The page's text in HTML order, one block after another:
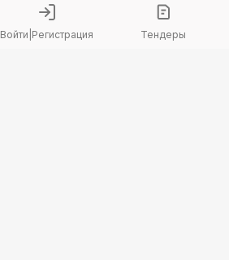
Войти Регистрация Тендеры